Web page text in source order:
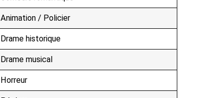
Animation / Policier
Drame historique
Drame musical
Horreur